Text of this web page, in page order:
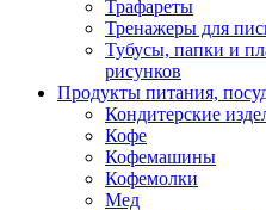
Трафареты
Тренажеры для
Тубусы, папки и
рисунков
Продукты питания,
Кондитерские
Кофе
Кофемашины
Кофемолки
Мед